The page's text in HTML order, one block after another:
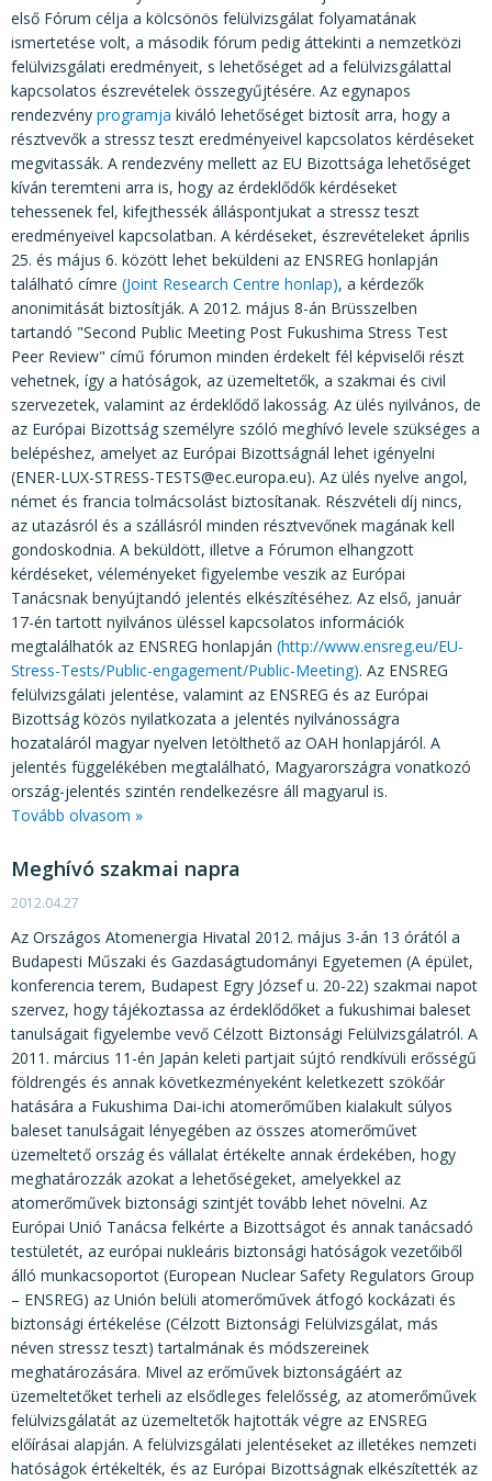
első Fórum célja a kölcsönös felülvizsgálat folyamatának
ismertetése volt, a második fórum pedig áttekinti a nemzetközi
felülvizsgálati eredményeit, s lehetőséget ad a felülvizsgálattal
kapcsolatos észrevételek összegyűjtésére. Az egynapos
rendezvény programja kiváló lehetőséget biztosít arra, hogy a
résztvevők a stressz teszt eredményeivel kapcsolatos kérdéseket
megvitassák. A rendezvény mellett az EU Bizottsága lehetőséget
kíván teremteni arra is, hogy az érdeklődők kérdéseket
tehessenek fel, kifejthessék álláspontjukat a stressz teszt
eredményeivel kapcsolatban. A kérdéseket, észrevételeket április
25. és május 6. között lehet beküldeni az ENSREG honlapján
található címre (Joint Research Centre honlap), a kérdezők
anonimitását biztosítják. A 2012. május 8-án Brüsszelben
tartandó "Second Public Meeting Post Fukushima Stress Test
Peer Review" című fórumon minden érdekelt fél képviselői részt
vehetnek, így a hatóságok, az üzemeltetők, a szakmai és civil
szervezetek, valamint az érdeklődő lakosság. Az ülés nyilvános, de
az Európai Bizottság személyre szóló meghívó levele szükséges a
belépéshez, amelyet az Európai Bizottságnál lehet igényelni
(ENER-LUX-STRESS-TESTS@ec.europa.eu). Az ülés nyelve angol,
német és francia tolmácsolást biztosítanak. Részvételi díj nincs,
az utazásról és a szállásról minden résztvevőnek magának kell
gondoskodnia. A beküldött, illetve a Fórumon elhangzott
kérdéseket, véleményeket figyelembe veszik az Európai
Tanácsnak benyújtandó jelentés elkészítéséhez. Az első, január
17-én tartott nyilvános üléssel kapcsolatos információk
megtalálhatók az ENSREG honlapján (http://www.ensreg.eu/EU-
Stress-Tests/Public-engagement/Public-Meeting). Az ENSREG
felülvizsgálati jelentése, valamint az ENSREG és az Európai
Bizottság közös nyilatkozata a jelentés nyilvánosságra
hozataláról magyar nyelven letölthető az OAH honlapjáról. A
jelentés függelékében megtalálható, Magyarországra vonatkozó
ország-jelentés szintén rendelkezésre áll magyarul is.
Tovább olvasom »
Meghívó szakmai napra
2012.04.27
Az Országos Atomenergia Hivatal 2012. május 3-án 13 órától a
Budapesti Műszaki és Gazdaságtudományi Egyetemen (A épület,
konferencia terem, Budapest Egry József u. 20-22) szakmai napot
szervez, hogy tájékoztassa az érdeklődőket a fukushimai baleset
tanulságait figyelembe vevő Célzott Biztonsági Felülvizsgálatról. A
2011. március 11-én Japán keleti partjait sújtó rendkívüli erősségű
földrengés és annak következményeként keletkezett szökőár
hatására a Fukushima Dai-ichi atomerőműben kialakult súlyos
baleset tanulságait lényegében az összes atomerőművet
üzemeltető ország és vállalat értékelte annak érdekében, hogy
meghatározzák azokat a lehetőségeket, amelyekkel az
atomerőművek biztonsági szintjét tovább lehet növelni. Az
Európai Unió Tanácsa felkérte a Bizottságot és annak tanácsadó
testületét, az európai nukleáris biztonsági hatóságok vezetőiből
álló munkacsoportot (European Nuclear Safety Regulators Group
– ENSREG) az Unión belüli atomerőművek átfogó kockázati és
biztonsági értékelése (Célzott Biztonsági Felülvizsgálat, más
néven stressz teszt) tartalmának és módszereinek
meghatározására. Mivel az erőművek biztonságáért az
üzemeltetőket terheli az elsődleges felelősség, az atomerőművek
felülvizsgálatát az üzemeltetők hajtották végre az ENSREG
előírásai alapján. A felülvizsgálati jelentéseket az illetékes nemzeti
hatóságok értékelték, és az Európai Bizottságnak elkészítették az